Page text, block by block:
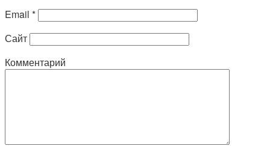
Комментарий